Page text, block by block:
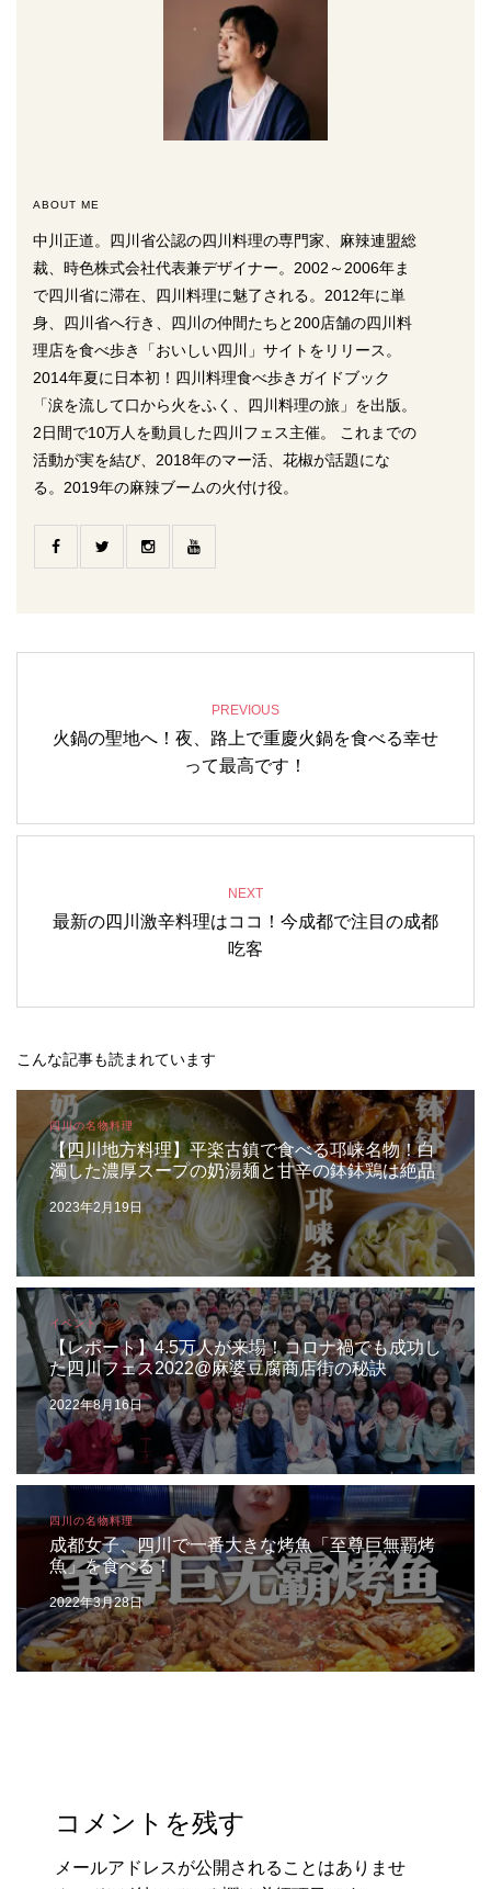
ABOUT ME
中川正道。四川省公認の四川料理の専門家、麻辣連盟総
裁、時色株式会社代表兼デザイナー。2002～2006年ま
で四川省に滞在、四川料理に魅了される。2012年に単
身、四川省へ行き、四川の仲間たちと200店舗の四川料
理店を食べ歩き「おいしい四川」サイトをリリース。
2014年夏に日本初！四川料理食べ歩きガイドブック
「涙を流して口から火をふく、四川料理の旅」を出版。
2日間で10万人を動員した四川フェス主催。 これまでの
活動が実を結び、2018年のマー活、花椒が話題にな
る。2019年の麻辣ブームの火付け役。
PREVIOUS
火鍋の聖地へ！夜、路上で重慶火鍋を食べる幸せ
って最高です！
NEXT
最新の四川激辛料理はココ！今成都で注目の成都
吃客
こんな記事も読まれています
四川の名物料理
【四川地方料理】平楽古鎮で食べる邛崃名物！白
濁した濃厚スープの奶湯麺と甘辛の鉢鉢鶏は絶品
2023年2月19日
イベント
【レポート】4.5万人が来場！コロナ禍でも成功し
た四川フェス2022@麻婆豆腐商店街の秘訣
2022年8月16日
四川の名物料理
成都女子、四川で一番大きな烤魚「至尊巨無覇烤
魚」を食べる！
2022年3月28日
コメントを残す
メールアドレスが公開されることはありませ